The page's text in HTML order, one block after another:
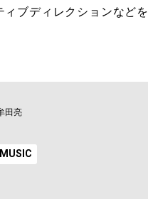
ブディレクションなどを
田亮